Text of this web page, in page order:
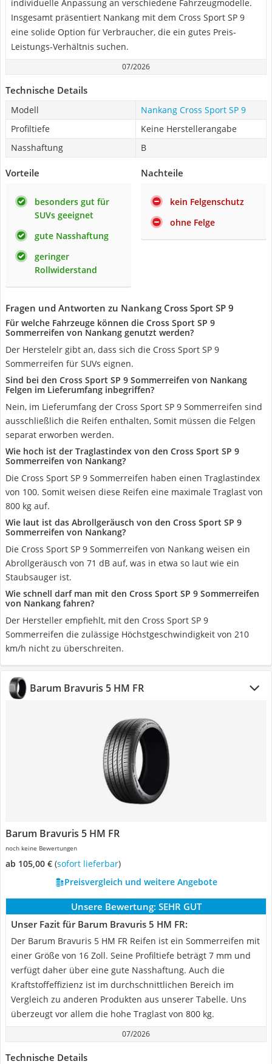
individuelle Anpassung an verschiedene Fahrzeugmodelle.
Insgesamt präsentiert Nankang mit dem Cross Sport SP 9
eine solide Option für Verbraucher, die ein gutes Preis-
Leistungs-Verhältnis suchen.
07/2026
Technische Details
Modell
Nankang Cross Sport SP 9
Profiltiefe
Keine Herstellerangabe
Nasshaftung
B
Vorteile
besonders gut für
SUVs geeignet
gute Nasshaftung
geringer
Rollwiderstand
Nachteile
kein Felgenschutz
ohne Felge
Fragen und Antworten zu Nankang Cross Sport SP 9
Für welche Fahrzeuge können die Cross Sport SP 9
Sommerreifen von Nankang genutzt werden?
Der Herstelelr gibt an, dass sich die Cross Sport SP 9
Sommerreifen für SUVs eignen.
Sind bei den Cross Sport SP 9 Sommerreifen von Nankang
Felgen im Lieferumfang inbegriffen?
Nein, im Lieferumfang der Cross Sport SP 9 Sommerreifen sind
ausschließlich die Reifen enthalten, Somit müssen die Felgen
separat erworben werden.
Wie hoch ist der Traglastindex von den Cross Sport SP 9
Sommerreifen von Nankang?
Die Cross Sport SP 9 Sommerreifen haben einen Traglastindex
von 100. Somit weisen diese Reifen eine maximale Traglast von
800 kg auf.
Wie laut ist das Abrollgeräusch von den Cross Sport SP 9
Sommerreifen von Nankang?
Die Cross Sport SP 9 Sommerreifen von Nankang weisen ein
Abrollgeräusch von 71 dB auf, was in etwa so laut wie ein
Staubsauger ist.
Wie schnell darf man mit den Cross Sport SP 9 Sommerreifen
von Nankang fahren?
Der Hersteller empfiehlt, mit den Cross Sport SP 9
Sommerreifen die zulässige Höchstgeschwindigkeit von 210
km/h nicht zu überschreiten.
Barum Bravuris 5 HM FR
Barum Bravuris 5 HM FR
noch keine Bewertungen
ab 105,00 € ( Sofort lieferbar)
Preisvergleich und weitere Angebote
Unsere Bewertung: SEHR GUT
Unser Fazit für Barum Bravuris 5 HM FR:
Der Barum Bravuris 5 HM FR Reifen ist ein Sommerreifen mit
einer Größe von 16 Zoll. Seine Profiltiefe beträgt 7 mm und
verfügt daher über eine gute Nasshaftung. Auch die
Kraftstoffeffizienz ist im durchschnittlichen Bereich im
Vergleich zu anderen Produkten aus unserer Tabelle. Uns
überzeugt vor allem die hohe Traglast von 800 kg.
07/2026
Technische Details